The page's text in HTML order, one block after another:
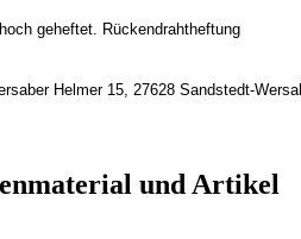
geheftet. Rückendrahtheftung
Helmer 15, 27628 Sandstedt-
und Artikel